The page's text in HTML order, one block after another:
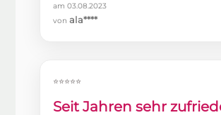
am 03.08.2023
vonala****
⭐⭐⭐⭐⭐
Seit Jahren sehr